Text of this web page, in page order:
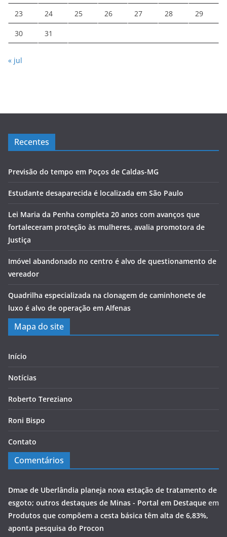
23 24 25 26 27 28 29
30 31
« jul
Recentes
Previsão do tempo em Poços de Caldas-MG
Estudante desaparecida é localizada em São Paulo
Lei Maria da Penha completa 20 anos com avanços que
fortaleceram proteção às mulheres, avalia promotora de
Justiça
Imóvel abandonado no centro é alvo de questionamento de
vereador
Quadrilha especializada na clonagem de caminhonete de
luxo é alvo de operação em Alfenas
Mapa do site
Início
Notícias
Roberto Tereziano
Roni Bispo
Contato
Comentários
Dmae de Uberlândia planeja nova estação de tratamento de
esgoto; outros destaques de Minas - Portal em Destaque em
Produtos que compõem a cesta básica têm alta de 6,83%,
aponta pesquisa do Procon